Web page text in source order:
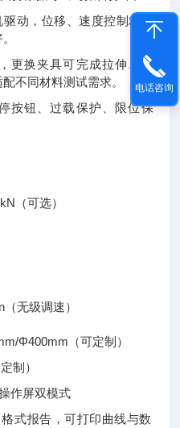
动，位移、速度控制精度
更换夹具可完成拉伸、弯
不同材料测试需求。
按钮、过载保护、限位保
（可选）
无级调速）
Φ400mm（可定制）
制）
作屏双模式
式报告，可打印曲线与数
电话咨询